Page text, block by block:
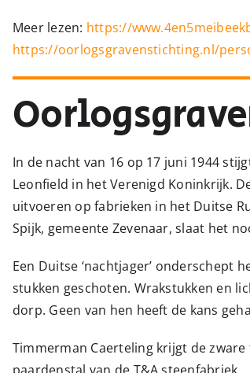
Meer lezen: https://
https://oorlogsgravenstichting.nl/
In de nacht van 16 op 17 juni 1944
Leonfield in het Verenigd Koninkrijk.
uitvoeren op fabrieken in het Duitse
Spijk, gemeente Zevenaar, slaat het
Een Duitse ‘nachtjager’
stukken geschoten. Wrakstukken en
dorp. Geen van hen heeft de kans
Timmerman Caerteling krijgt de